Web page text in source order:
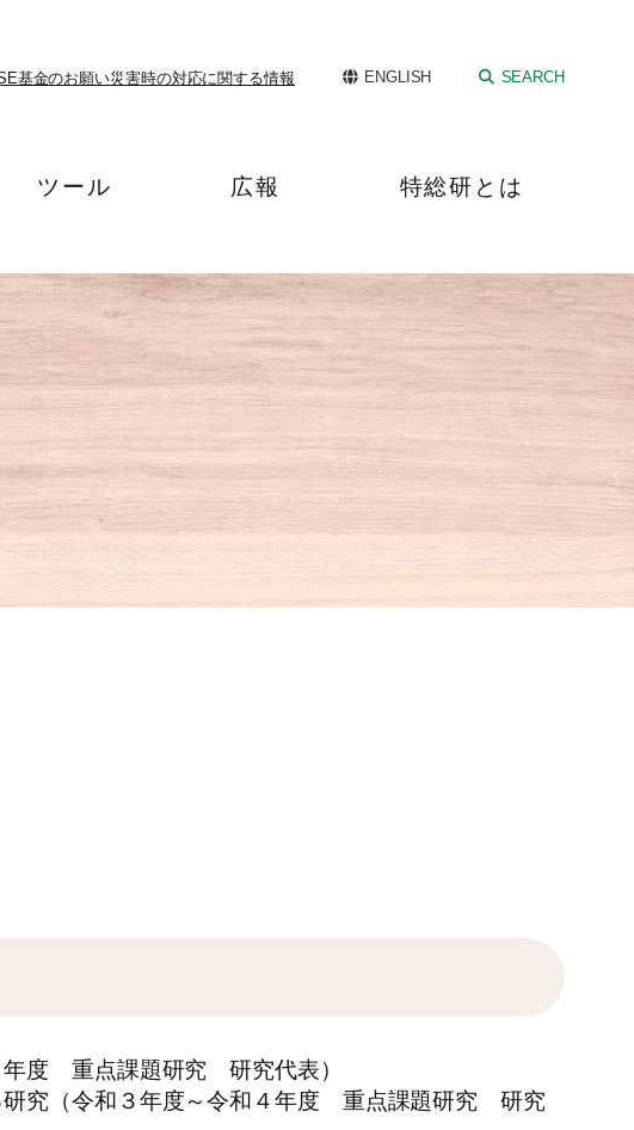
基金のお願い災害時の対応に関する情報 ENGLISH SEARCH
ツール 広報 特総研とは
年度 重点課題研究 研究代表）
研究（令和３年度～令和４年度 重点課題研究 研究